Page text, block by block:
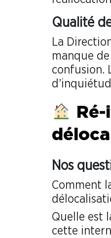
Qualité
La
manque
confusion.
Nos
Comment
Quelle est
cette